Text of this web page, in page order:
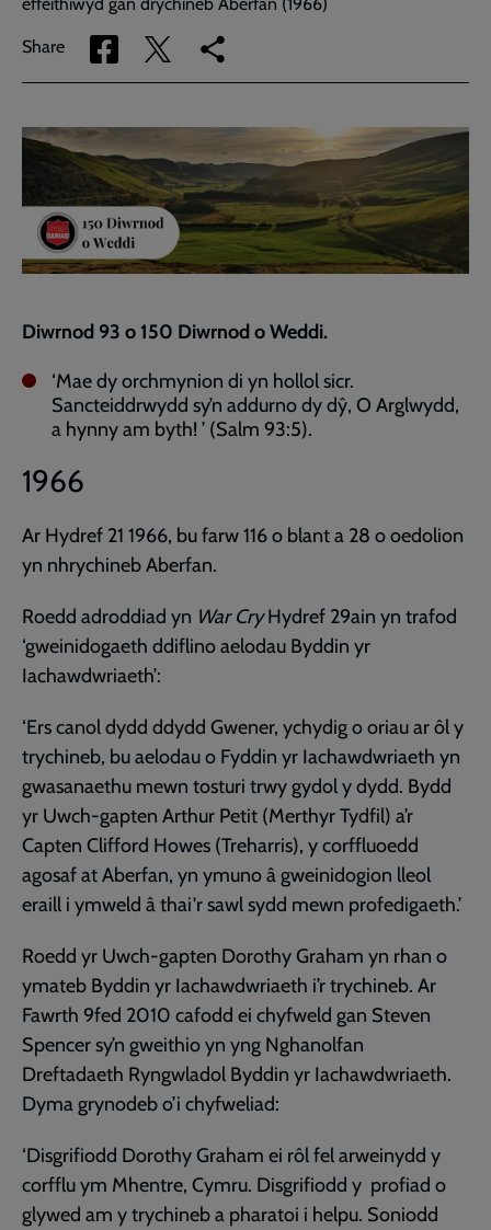
Share
Share
via
Share
via
Copy
link
Diwrnod 93 o 150 Diwrnod o Weddi.
‘Mae dy orchmynion di yn hollol sicr.
Sancteiddrwydd sy’n addurno dy dŷ, O Arglwydd,
a hynny am byth! ’ (Salm 93:5).
1966
Ar Hydref 21 1966, bu farw 116 o blant a 28 o oedolion
yn nhrychineb Aberfan.
Roedd adroddiad yn War CryHydref 29ain yn trafod
‘gweinidogaeth ddiflino aelodau Byddin yr
Iachawdwriaeth’:
‘Ers canol dydd ddydd Gwener, ychydig o oriau ar ôl y
trychineb, bu aelodau o Fyddin yr Iachawdwriaeth yn
gwasanaethu mewn tosturi trwy gydol y dydd. Bydd
yr Uwch-gapten Arthur Petit (Merthyr Tydfil) a’r
Capten Clifford Howes (Treharris), y corffluoedd
agosaf at Aberfan, yn ymuno â gweinidogion lleol
eraill i ymweld â thai'r sawl sydd mewn profedigaeth.’
Roedd yr Uwch-gapten Dorothy Graham yn rhan o
ymateb Byddin yr Iachawdwriaeth i’r trychineb. Ar
Fawrth 9fed 2010 cafodd ei chyfweld gan Steven
Spencer sy’n gweithio yn yng Nghanolfan
Dreftadaeth Ryngwladol Byddin yr Iachawdwriaeth.
Dyma grynodeb o’i chyfweliad:
‘Disgrifiodd Dorothy Graham ei rôl fel arweinydd y
corfflu ym Mhentre, Cymru. Disgrifiodd y profiad o
glywed am y trychineb a pharatoi i helpu. Soniodd